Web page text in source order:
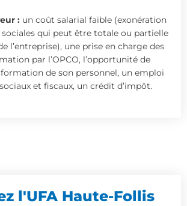
:un coût salarial faible (exonération
qui peut être totale ou partielle
l’entreprise), une prise en charge des
par l’OPCO, l’opportunité de
de son personnel, un emploi
et fiscaux, un crédit d’impôt.
l'UFA Haute-Follis